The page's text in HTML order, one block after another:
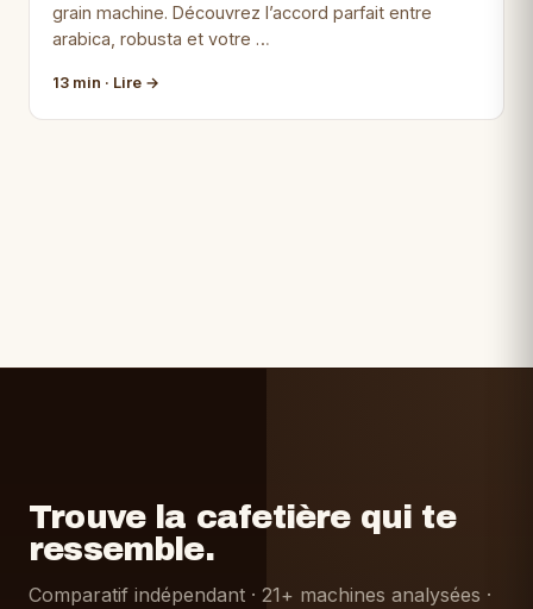
grain machine. Découvrez l’accord parfait entre
arabica, robusta et votre …
13 min · Lire →
Trouve la cafetière qui te
ressemble.
Comparatif indépendant · 21+ machines analysées ·